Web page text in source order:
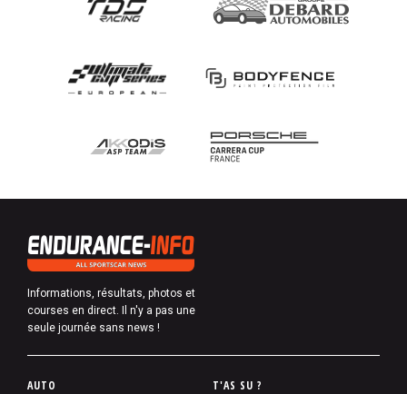
Informations, résultats, photos et
courses en direct. Il n'y a pas une
seule journée sans news !
P
AUTO T'AS SU ?